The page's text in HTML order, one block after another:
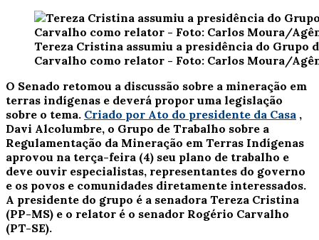
Tereza Cristina assumiu a presidência do Grupo
Carvalho como relator - Foto: Carlos Moura/
O Senado retomou a discussão sobre a mineração em
terras indígenas e deverá propor uma legislação
sobre o tema. Criado por Ato do presidente da Casa ,
Davi Alcolumbre, o Grupo de Trabalho sobre a
Regulamentação da Mineração em Terras Indígenas
aprovou na terça-feira (4) seu plano de trabalho e
deve ouvir especialistas, representantes do governo
e os povos e comunidades diretamente interessados.
A presidente do grupo é a senadora Tereza Cristina
(PP-MS) e o relator é o senador Rogério Carvalho
(PT-SE).